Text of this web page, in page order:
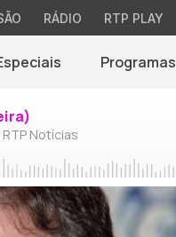
RÁDIO RTP PLAY
Programas
Notícias